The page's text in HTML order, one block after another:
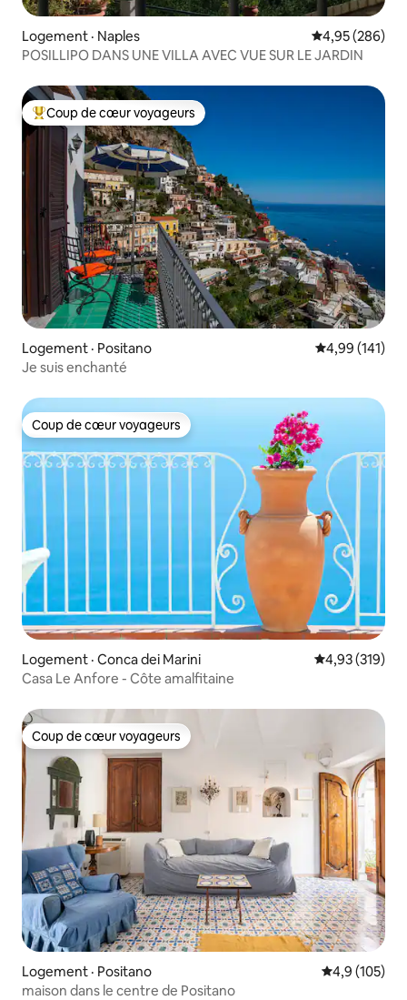
Logement · Naples Note
4,95 (286)
POSILLIPO DANS UNE VILLA AVEC VUE SUR LE JARDIN
Coup de cœur voyageurs parmi les plus aimés
Coup de cœur voyageurs
Logement · Positano Note
4,99 (141)
Je suis enchanté
Coup de cœur voyageurs
Coup de cœur voyageurs
Logement · Conca dei Marini Note
4,93 (319)
Casa Le Anfore - Côte amalfitaine
Coup de cœur voyageurs
Coup de cœur voyageurs
Logement · Positano Note
4,9 (105)
maison dans le centre de Positano